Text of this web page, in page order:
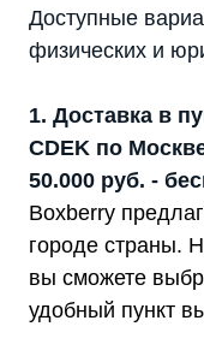
Доступные
физических и
1. Доставка в
CDEK по
50.000 руб. -
Boxberry
городе страны.
вы сможете
удобный пункт